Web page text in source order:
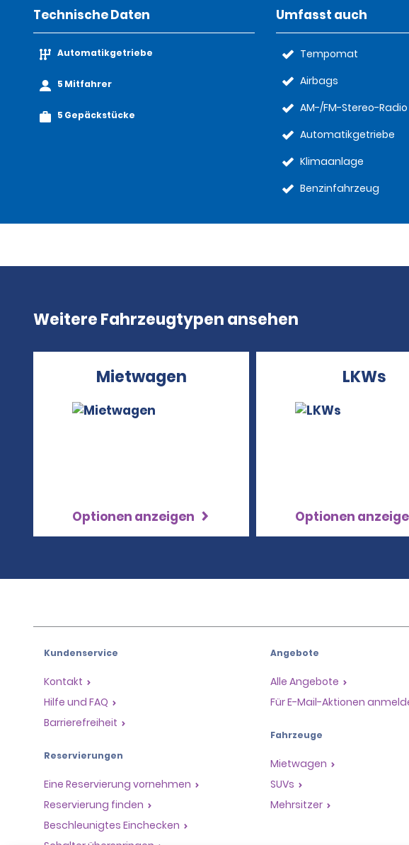
Technische Daten
Automatikgetriebe
5 Mitfahrer
5 Gepäckstücke
Umfasst auch
Tempomat
Airbags
AM-/FM-Stereo-Radio
Automatikgetriebe
Klimaanlage
Benzinfahrzeug
Weitere Fahrzeugtypen ansehen
Mietwagen
Optionen anzeigen
LKWs
Optionen
Kundenservice
Kontakt
Hilfe und FAQ
Barrierefreiheit
Reservierungen
Eine Reservierung vornehmen
Reservierung finden
Beschleunigtes Einchecken
Angebote
Alle Angebote
Für E-Mail-Aktionen
Fahrzeuge
Mietwagen
SUVs
Mehrsitzer